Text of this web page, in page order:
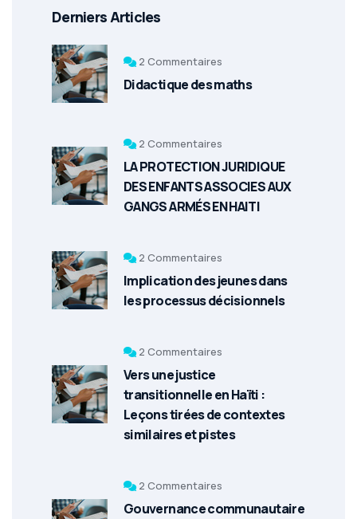
Derniers Articles
2 Commentaires
Didactique des maths
2 Commentaires
LA PROTECTION JURIDIQUE
DES ENFANTS ASSOCIES AUX
GANGS ARMÉS EN HAITI
2 Commentaires
Implication des jeunes dans
les processus décisionnels
2 Commentaires
Vers une justice
transitionnelle en Haïti :
Leçons tirées de contextes
similaires et pistes
2 Commentaires
Gouvernance communautaire